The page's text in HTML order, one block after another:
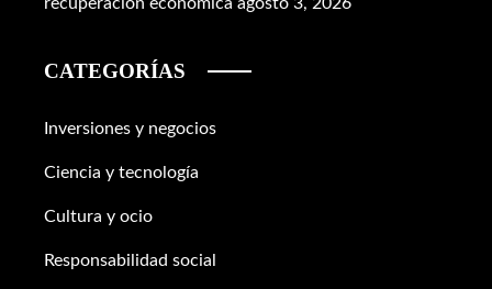
CATEGORÍAS
Inversiones y negocios
Ciencia y tecnología
Cultura y ocio
Responsabilidad social